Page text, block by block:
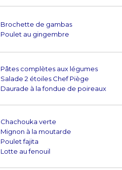
Brochette de gambas
Poulet au gingembre
Pâtes complètes aux légumes
Salade 2 étoiles Chef Piège
Daurade à la fondue de poireaux
Chachouka verte
Mignon à la moutarde
Poulet fajita
Lotte au fenouil